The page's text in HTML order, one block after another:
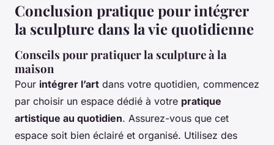
Conclusion pratique pour intégrer
la sculpture dans la vie quotidienne
Conseils pour pratiquer la sculpture à la
maison
Pour intégrer l’art dans votre quotidien, commencez
par choisir un espace dédié à votre pratique
artistique au quotidien. Assurez-vous que cet
espace soit bien éclairé et organisé. Utilisez des